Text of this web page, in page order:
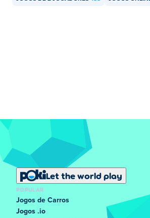
KawaiSprite (Isaac Garcia). A música
variedade de influências de nu-jazz a
Vocaloid. Sinta-se à vontade para
Bandcamp do Kawai Sprite
onde você
trilha sonora.Let the world play
POPULAR
Jogos de Carros
Jogos .io